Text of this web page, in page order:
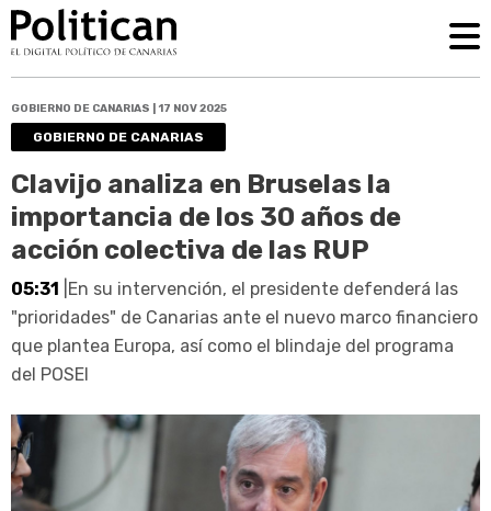
GOBIERNO DE CANARIAS | 17 NOV 2025
GOBIERNO DE CANARIAS
Clavijo analiza en Bruselas la
importancia de los 30 años de
acción colectiva de las RUP
05:31 |En su intervención, el presidente defenderá las
"prioridades" de Canarias ante el nuevo marco financiero
que plantea Europa, así como el blindaje del programa
del POSEI